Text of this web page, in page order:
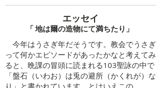
エッセイ
​「 地は爾の造物にて満ちたり 」
今年はうさぎ年だそうです。教会でうさぎ
って何かエピソードがあったかなと考えてみ
ると、晩課の冒頭に読まれる103聖詠の中で
「盤石（いわお）は兎の避所（かくれが）な
り」と書かれています。とはいえこの